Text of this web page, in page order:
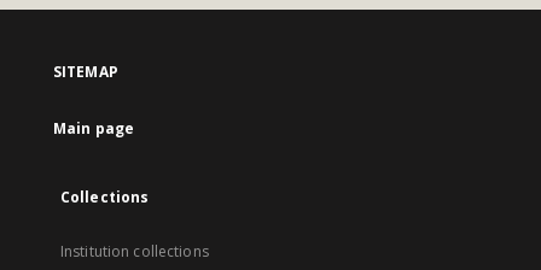
SITEMAP
Main page
Collections
Institution collections